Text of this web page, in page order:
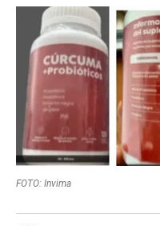
FOTO: Invima